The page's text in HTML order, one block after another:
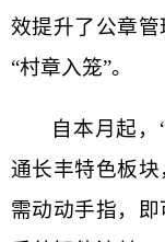
效提升了公章
“村章入笼”。
自本月起
通长丰特色板
需动动手指，即